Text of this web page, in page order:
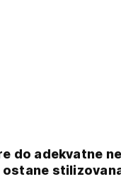
do adekvatne
ostane